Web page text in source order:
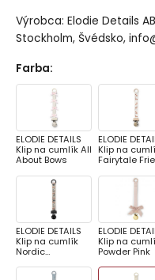
Výrobca: Elodie Details
Stockholm, Švédsko,
Farba:
ELODIE DETAILS
Klip na cumlík All
About Bows
ELODIE
Klip na
Fairytale
ELODIE DETAILS
Klip na cumlík
Nordic
ELODIE
Klip na
Powder Pink